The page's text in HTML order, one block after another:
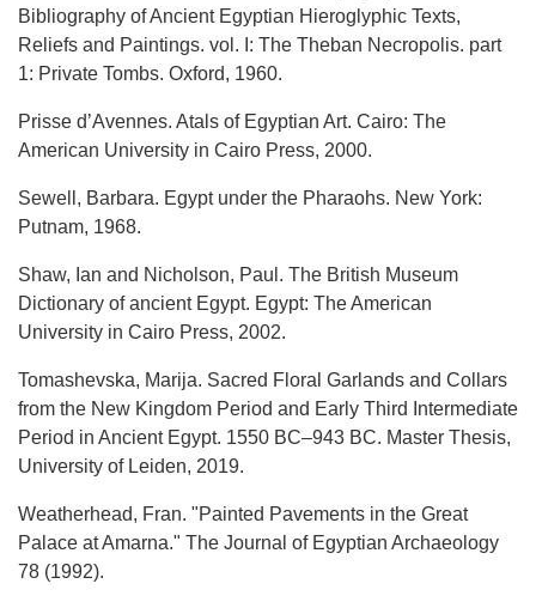
Bibliography of Ancient Egyptian Hieroglyphic Texts,
Reliefs and Paintings. vol. I: The Theban Necropolis. part
1: Private Tombs. Oxford, 1960.
Prisse d’Avennes. Atals of Egyptian Art. Cairo: The
American University in Cairo Press, 2000.
Sewell, Barbara. Egypt under the Pharaohs. New York:
Putnam, 1968.
Shaw, Ian and Nicholson, Paul. The British Museum
Dictionary of ancient Egypt. Egypt: The American
University in Cairo Press, 2002.
Tomashevska, Marija. Sacred Floral Garlands and Collars
from the New Kingdom Period and Early Third Intermediate
Period in Ancient Egypt. 1550 BC–943 BC. Master Thesis,
University of Leiden, 2019.
Weatherhead, Fran. "Painted Pavements in the Great
Palace at Amarna." The Journal of Egyptian Archaeology
78 (1992).